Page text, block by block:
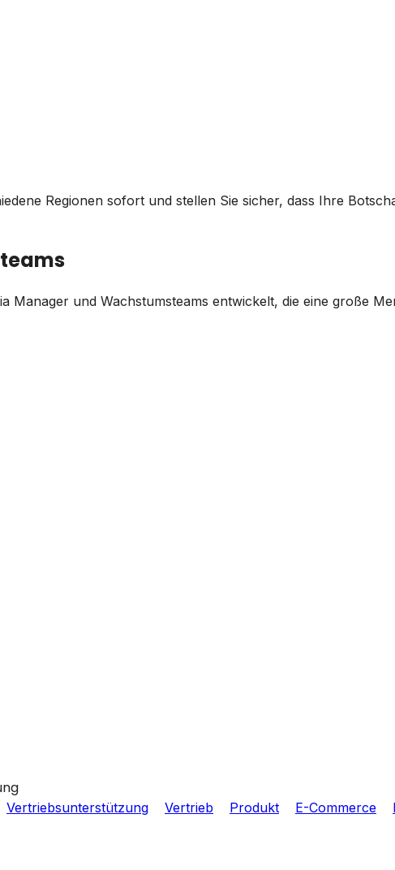
Regionen sofort und stellen Sie sicher, dass Ihre
Manager und Wachstumsteams entwickelt, die eine große
Vertriebsunterstützung Vertrieb Produkt E-Commerce